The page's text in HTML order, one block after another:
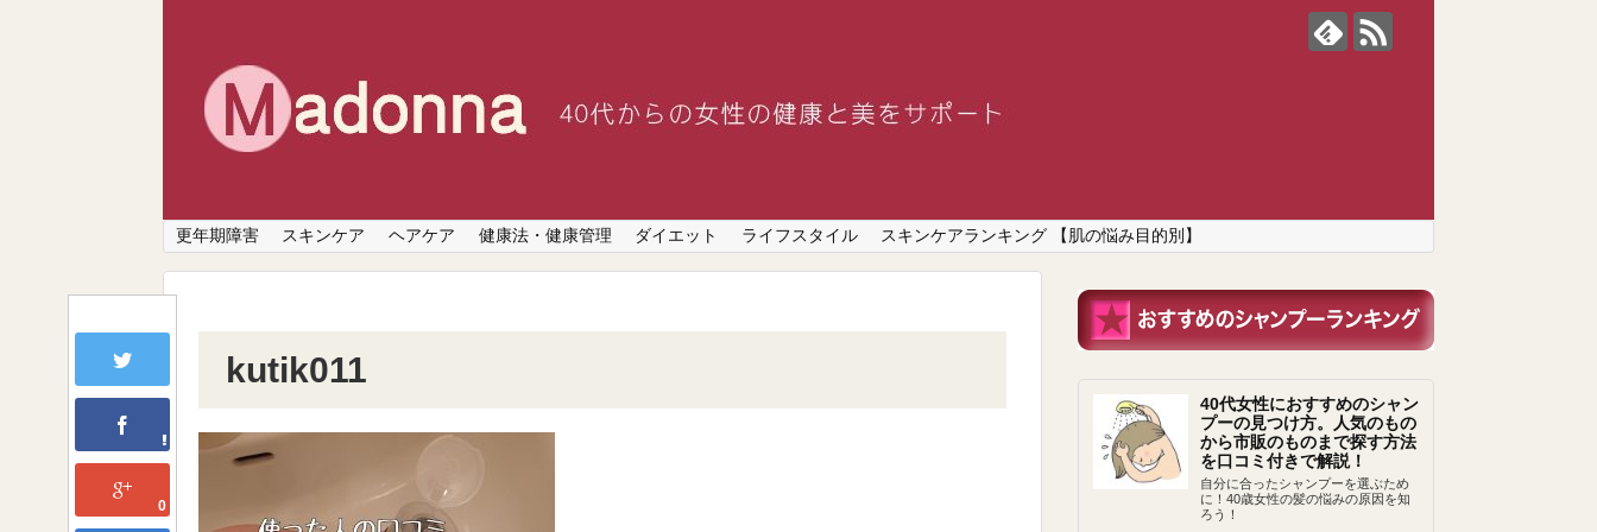
更年期障害 スキンケア ヘアケア 健康法・健康管理 ダイエット ライフスタイル スキンケアランキング 【肌の悩み目的別】
0
kutik011
40代女性におすすめのシャン
プーの見つけ方。人気のもの
から市販のものまで探す方法
を口コミ付きで解説！
自分に合ったシャンプーを選ぶため
に！40歳女性の髪の悩みの原因を知
ろう！